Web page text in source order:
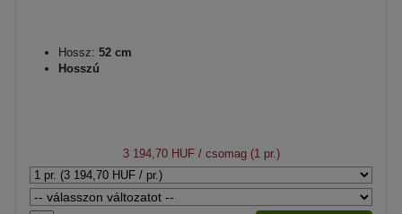
Hossz: 52 cm
Hosszú
3 194,70 HUF/ csomag (1 pr.)